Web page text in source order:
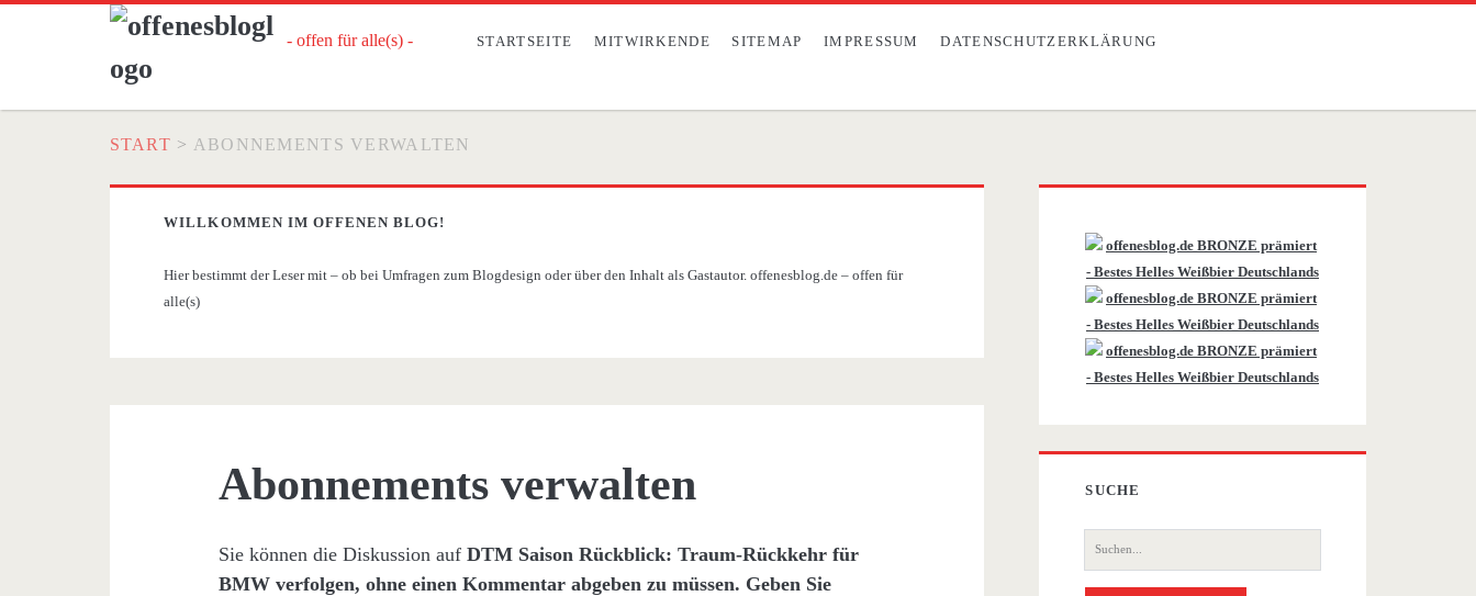
- offen für alle(s) - STARTSEITE MITWIRKENDE SITEMAP IMPRESSUM DATENSCHUTZERKLÄRUNG
START > ABONNEMENTS VERWALTEN
WILLKOMMEN IM OFFENEN BLOG!
Hier bestimmt der Leser mit – ob bei Umfragen zum Blogdesign oder über den Inhalt als Gastautor. offenesblog.de – offen für
alle(s)
Abonnements verwalten
Sie können die Diskussion aufDTM Saison Rückblick: Traum-Rückkehr für
BMWverfolgen, ohne einen Kommentar abgeben zu müssen. Geben Sie
Sidebar
SUCHE
Suche
nach: